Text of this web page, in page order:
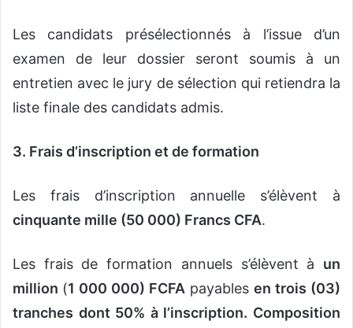
Les candidats présélectionnés à l’issue d’un
examen de leur dossier seront soumis à un
entretien avec le jury de sélection qui retiendra la
liste finale des candidats admis.
3. Frais d’inscription et de formation
Les frais d’inscription annuelle s’élèvent à
cinquante mille (50 000) Francs CFA.
Les frais de formation annuels s’élèvent à un
million (1 000 000) FCFA payables en trois (03)
tranches dont 50% à l’inscription. Composition